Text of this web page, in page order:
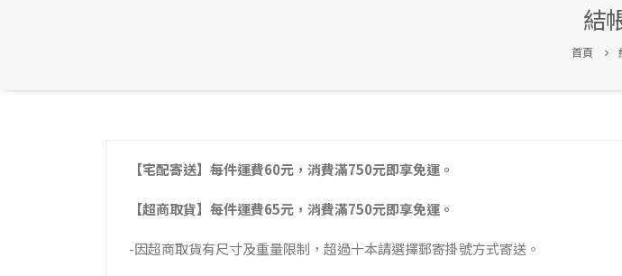
結
首頁
【宅配寄送】每件運費60元，消費滿750元即享免運。
【超商取貨】每件運費65元，消費滿750元即享免運。
-因超商取貨有尺寸及重量限制，超過十本請選擇郵寄掛號方式寄送。